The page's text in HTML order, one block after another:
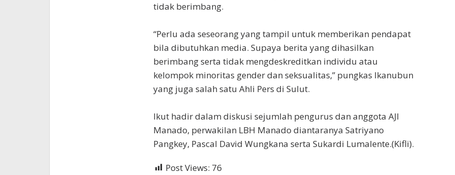
tidak berimbang.
“Perlu ada seseorang yang tampil untuk memberikan pendapat
bila dibutuhkan media. Supaya berita yang dihasilkan
berimbang serta tidak mengdeskreditkan individu atau
kelompok minoritas gender dan seksualitas,” pungkas Ikanubun
yang juga salah satu Ahli Pers di Sulut.
Ikut hadir dalam diskusi sejumlah pengurus dan anggota AJI
Manado, perwakilan LBH Manado diantaranya Satriyano
Pangkey, Pascal David Wungkana serta Sukardi Lumalente.(Kifli).
Post Views: 76